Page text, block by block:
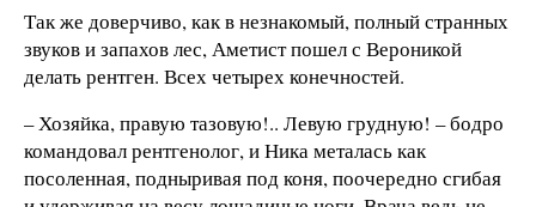
Так же доверчиво, как в незнакомый, полный странных
звуков и запахов лес, Аметист пошел с Вероникой
делать рентген. Всех четырех конечностей.
– Хозяйка, правую тазовую!.. Левую грудную! – бодро
командовал рентгенолог, и Ника металась как
посоленная, подныривая под коня, поочередно сгибая